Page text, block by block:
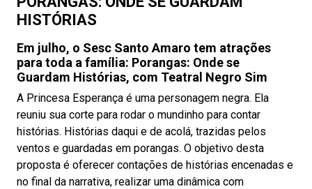
HISTÓRIAS
Em julho, o Sesc Santo Amaro tem atrações
para toda a família: Porangas: Onde se
Guardam Histórias, com Teatral Negro Sim
A Princesa Esperança é uma personagem negra. Ela
reuniu sua corte para rodar o mundinho para contar
histórias. Histórias daqui e de acolá, trazidas pelos
ventos e guardadas em porangas. O objetivo desta
proposta é oferecer contações de histórias encenadas e
no final da narrativa, realizar uma dinâmica com